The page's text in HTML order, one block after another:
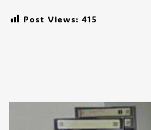
Post Views: 415